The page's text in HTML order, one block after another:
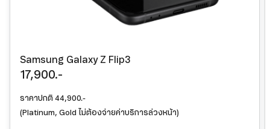
Samsung Galaxy Z Flip3
17,900.-
ราคาปกติ 44,900.-
(Platinum, Gold ไม่ต้องจ่ายค่าบริการล่วงหน้า)